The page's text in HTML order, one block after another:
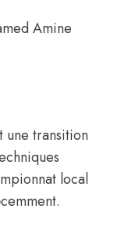
Amine
une transition
local